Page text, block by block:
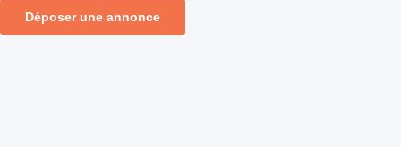
Déposer une annonce